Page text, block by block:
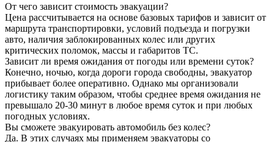
От чего зависит стоимость эвакуации?
Цена рассчитывается на основе базовых тарифов и зависит от
маршрута транспортировки, условий подъезда и погрузки
авто, наличия заблокированных колес или других
критических поломок, массы и габаритов ТС.
Зависит ли время ожидания от погоды или времени суток?
Конечно, ночью, когда дороги города свободны, эвакуатор
прибывает более оперативно. Однако мы организовали
логистику таким образом, чтобы среднее время ожидания не
превышало 20-30 минут в любое время суток и при любых
погодных условиях.
Вы сможете эвакуировать автомобиль без колес?
Да. В этих случаях мы применяем эвакуаторы со